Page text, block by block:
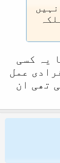
لگتا ہے آپ نے میرا مرسلہ #٣٠ نہیں
یہ کسی
عمل
تھی ان